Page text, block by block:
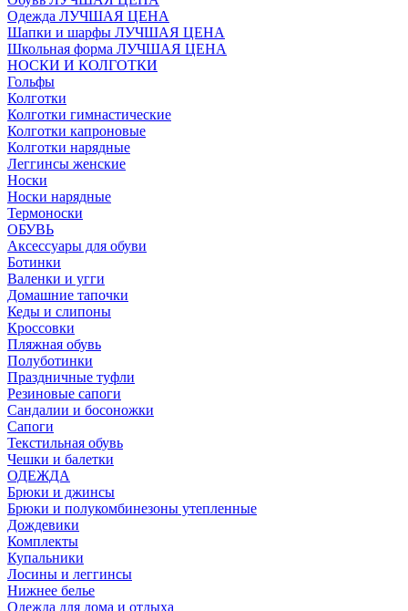
Одежда ЛУЧШАЯ ЦЕНА
Шапки и шарфы ЛУЧШАЯ ЦЕНА
Школьная форма ЛУЧШАЯ ЦЕНА
НОСКИ И КОЛГОТКИ
Гольфы
Колготки
Колготки гимнастические
Колготки капроновые
Колготки нарядные
Леггинсы женские
Носки
Носки нарядные
Термоноски
ОБУВЬ
Аксессуары для обуви
Ботинки
Валенки и угги
Домашние тапочки
Кеды и слипоны
Кроссовки
Пляжная обувь
Полуботинки
Праздничные туфли
Резиновые сапоги
Сандалии и босоножки
Сапоги
Текстильная обувь
Чешки и балетки
ОДЕЖДА
Брюки и джинсы
Брюки и полукомбинезоны утепленные
Дождевики
Комплекты
Купальники
Лосины и леггинсы
Нижнее белье
Одежда для дома и отдыха